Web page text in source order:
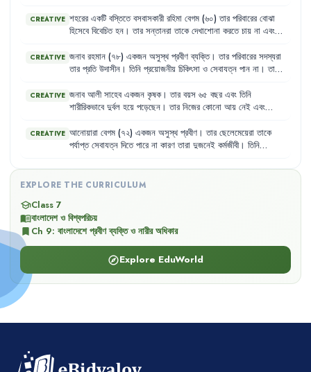
অবহেলিত মনে করেন।
CREATIVE শহরের একটি বস্তিতে বসবাসকারী রহিমা বেগম (৬০) তার পরিবারের বোঝা
হিসেবে বিবেচিত হন । তার সন্তানরা তাকে দেখাশোনা করতে চায় না এবং
চিকিৎসা সুবিধা পান না এবং ঔষধ কেনারও সামর্থ্য তার নেই। তিনি মনে
করেন, তার মতো অসহায় প্রবীণদের জন্য সমাজে কোনো স্থান নেই ।
CREATIVE জনাব রহমান (৭৮) একজন অসুস্থ প্রবীণ ব্যক্তি। তার পরিবারের সদস্যরা
তার প্রতি উদাসীন । তিনি প্রয়োজনীয় চিকিৎসা ও সেবাযত্ন পান না । তার
CREATIVE জনাব আলী সাহেব একজন কৃষক। তার বয়স ৬৫ বছর এবং তিনি
শারীরিকভাবে দুর্বল হয়ে পড়েছেন । তার নিজের কোনো আয় নেই এবং
অভাব রয়েছে। তিনি মনে করেন, সরকার যদি অসহায় প্রবীণদের জন্য আরও
বেশি সুযোগ-সুবিধা দিত, তবে তার মতো অনেকেই ভালো জীবনযাপন করতে
CREATIVE আনোয়ারা বেগম (৭২) একজন অসুস্থ প্রবীণ । তার ছেলেমেয়েরা তাকে
পর্যাপ্ত সেবাযত্ন দিতে পারে না কারণ তারা দুজনেই কর্মজীবী। তিনি
মানসিকভাবে দুর্বল করে দিচ্ছে।
EXPLORE THE CURRICULUM
schoolClass 7
menu_bookবাংলাদেশ ও বিশ্বপরিচয়
bookmark Ch 9: বাংলাদেশে প্রবীণ ব্যক্তি ও নারীর অধিকার
exploreExplore EduWorld